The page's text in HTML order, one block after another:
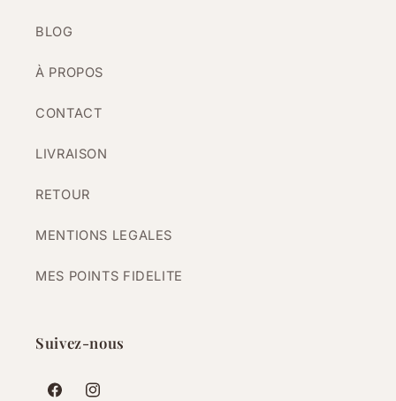
BLOG
À PROPOS
CONTACT
LIVRAISON
RETOUR
MENTIONS LEGALES
MES POINTS FIDELITE
Suivez-nous